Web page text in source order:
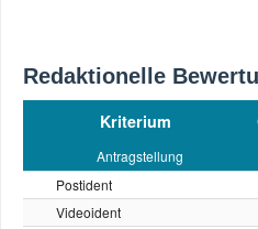
Redaktionelle
Kriterium
Antragstellung
Postident
Videoident